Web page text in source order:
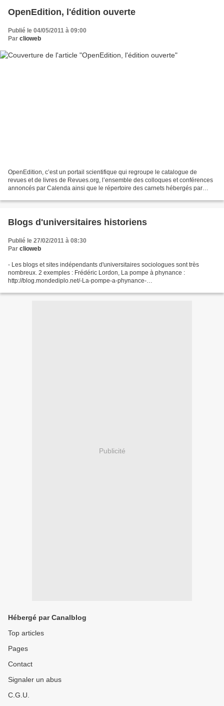
OpenEdition, l'édition ouverte
Publié le 04/05/2011 à 09:00
Par clioweb
OpenEdition, c’est un portail scientifique qui regroupe le catalogue de
revues et de livres de Revues.org, l’ensemble des colloques et conférences
annoncés par Calenda ainsi que le répertoire des carnets hébergés par
Blogs d'universitaires historiens
Publié le 27/02/2011 à 08:30
Par clioweb
- Les blogs et sites indépendants d'universitaires sociologues sont très
nombreux. 2 exemples : Frédéric Lordon, La pompe à phynance :
http://blog.mondediplo.net/-La-pompe-a-phynance-
Publicité
Hébergé par Canalblog
Top articles
Pages
Contact
Signaler un abus
C.G.U.